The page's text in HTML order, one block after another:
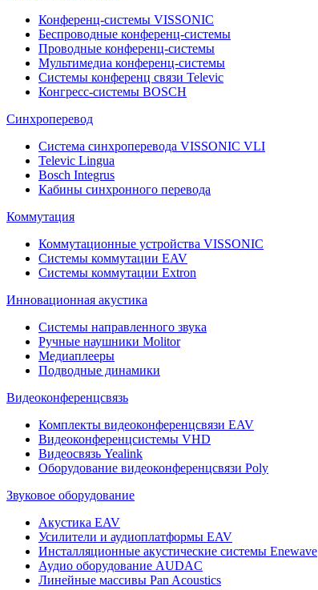
Конференц-системы VISSONIC
Беспроводные конференц-системы
Проводные конференц-системы
Мультимедиа конференц-системы
Системы конференц связи Televic
Конгресс-системы BOSCH
Синхроперевод
Система синхроперевода VISSONIC VLI
Televic Lingua
Bosch Integrus
Кабины синхронного перевода
Коммутация
Коммутационные устройства VISSONIC
Системы коммутации EAV
Системы коммутации Extron
Инновационная акустика
Системы направленного звука
Ручные наушники Molitor
Медиаплееры
Подводные динамики
Видеоконференцсвязь
Комплекты видеоконференцсвязи EAV
Видеоконференцсистемы VHD
Видеосвязь Yealink
Оборудование видеоконференцсвязи Poly
Звуковое оборудование
Акустика EAV
Усилители и аудиоплатформы EAV
Инсталляционные акустические системы Enewave
Аудио оборудование AUDAC
Линейные массивы Pan Acoustics